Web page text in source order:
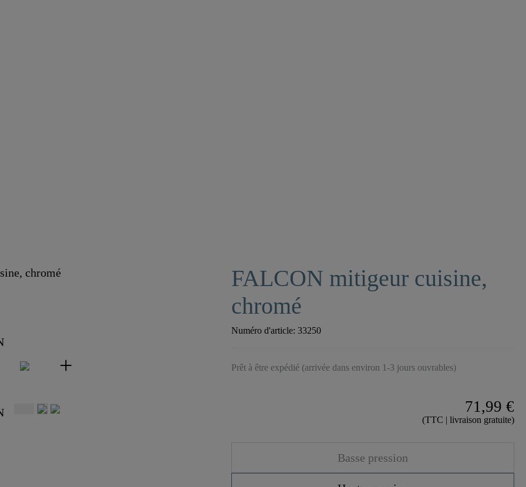
FALCON mitigeur cuisine,
chromé
Numéro d'article:33250
Prêt à être expédié (arrivée dans environ 1-3 jours ouvrables)
71,99 €
(TTC | livraison gratuite)
Basse pression